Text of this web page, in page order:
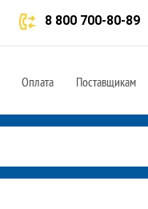
8 800 700-80-89
Оплата Поставщикам